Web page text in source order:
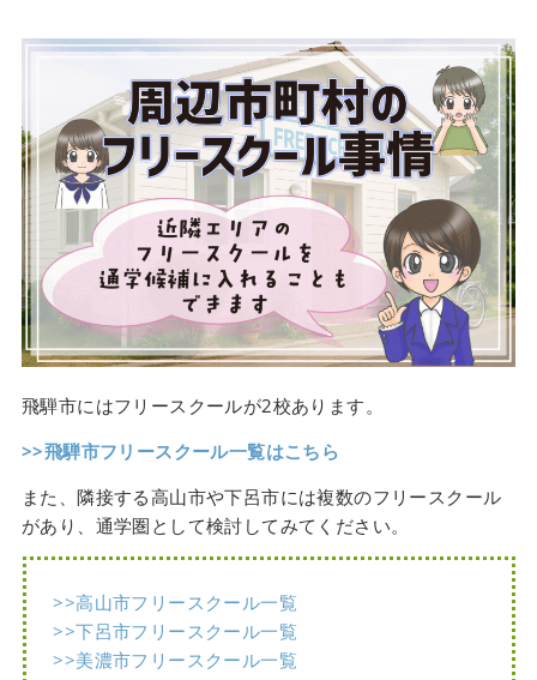
飛騨市にはフリースクールが2校あります。
>>飛騨市フリースクール一覧はこちら
また、隣接する高山市や下呂市には複数のフリースクール
があり、通学圏として検討してみてください。
>>高山市フリースクール一覧
>>下呂市フリースクール一覧
>>美濃市フリースクール一覧